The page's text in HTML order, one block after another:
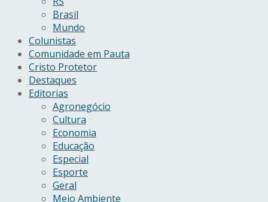
Brasil
Mundo
Colunistas
Comunidade em Pauta
Cristo Protetor
Destaques
Editorias
Agronegócio
Cultura
Economia
Educação
Especial
Esporte
Geral
Meio Ambiente